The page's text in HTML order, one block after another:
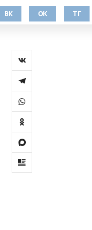
ВК ОК ТГ